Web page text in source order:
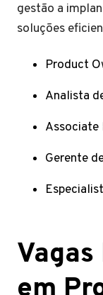
gestão a
soluções
Product
Analista
Associate
Gerente